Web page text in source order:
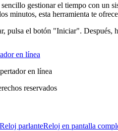
gestionar el tiempo con un
minutos, esta herramienta te
pulsa el botón "Iniciar". Después,
en línea
en línea
reservados
Reloj parlanteReloj en pantalla